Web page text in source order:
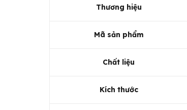
Thương hiệu
Mã sản phẩm
Chất liệu
Kích thước